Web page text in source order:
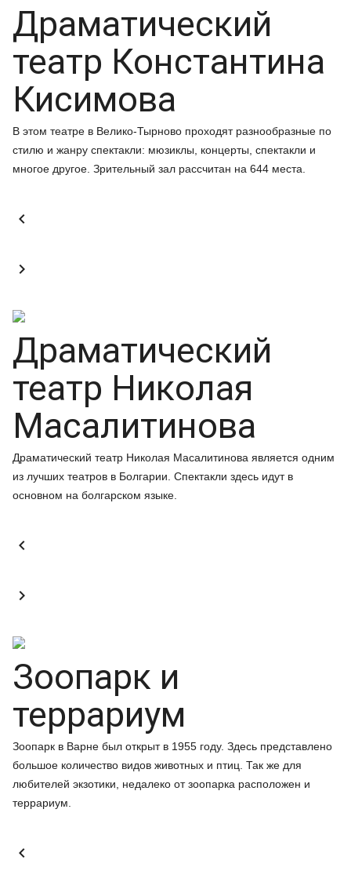
Драматический
театр Константина
Кисимова
В этом театре в Велико-Тырново проходят разнообразные по
стилю и жанру спектакли: мюзиклы, концерты, спектакли и
многое другое. Зрительный зал рассчитан на 644 места.


Драматический
театр Николая
Масалитинова
Драматический театр Николая Масалитинова является одним
из лучших театров в Болгарии. Спектакли здесь идут в
основном на болгарском языке.


Зоопарк и
террариум
Зоопарк в Варне был открыт в 1955 году. Здесь представлено
большое количество видов животных и птиц. Так же для
любителей экзотики, недалеко от зоопарка расположен и
террариум.
